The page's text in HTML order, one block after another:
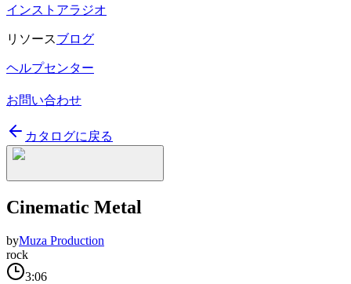
インストアラジオ
リソースブログ
ヘルプセンター
お問い合わせ
カタログに戻る
Cinematic Metal
byMuza Production
rock
3:06